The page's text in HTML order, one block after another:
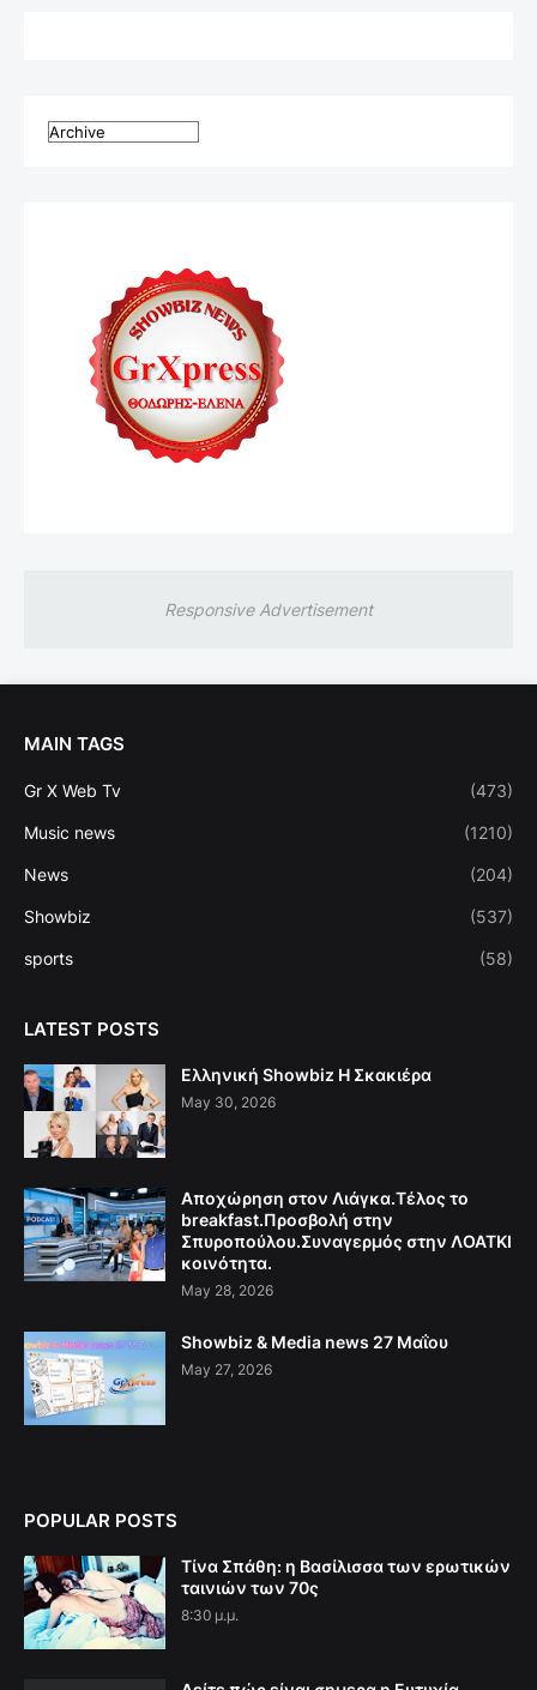
Responsive Advertisement
MAIN TAGS
Gr X Web Tv (473)
Music news (1210)
News (204)
Showbiz (537)
sports (58)
LATEST POSTS
Ελληνική Showbiz Η Σκακιέρα
May 30, 2026
Αποχώρηση στον Λιάγκα.Τέλος το
breakfast.Προσβολή στην
Σπυροπούλου.Συναγερμός στην ΛΟΑΤΚΙ
κοινότητα.
May 28, 2026
Showbiz & Media news 27 Μαΐου
May 27, 2026
POPULAR POSTS
Τίνα Σπάθη: η Βασίλισσα των ερωτικών
ταινιών των 70ς
8:30 μ.μ.